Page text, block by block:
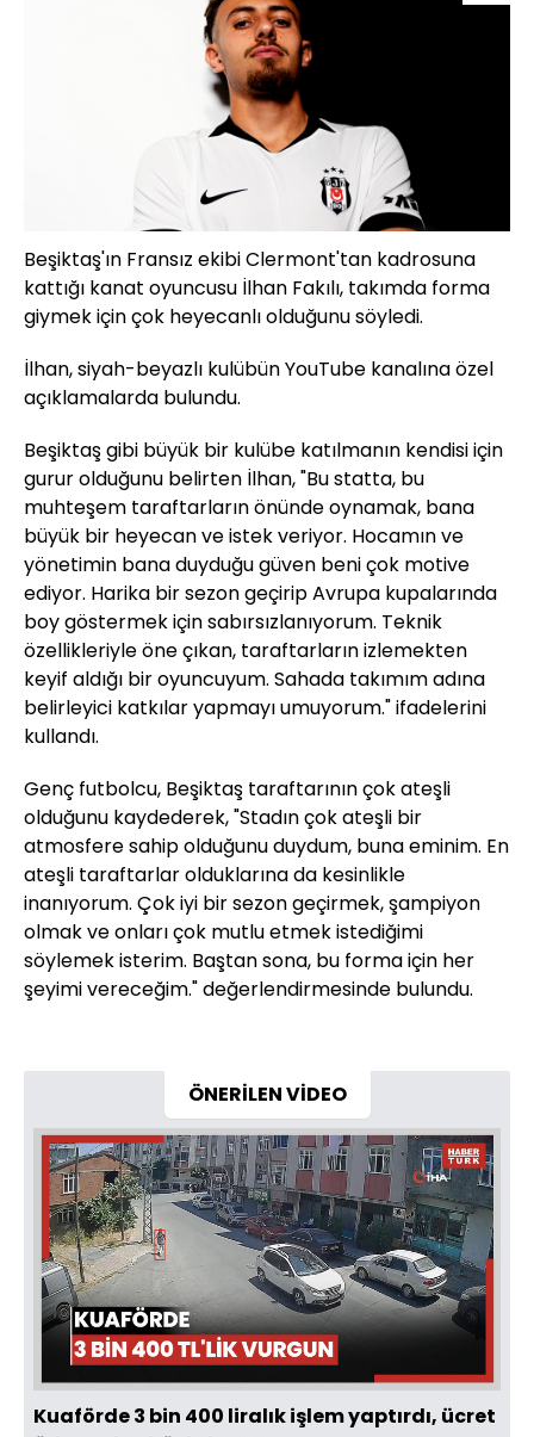
Beşiktaş'ın Fransız ekibi Clermont'tan kadrosuna
kattığı kanat oyuncusu İlhan Fakılı, takımda forma
giymek için çok heyecanlı olduğunu söyledi.
İlhan, siyah-beyazlı kulübün YouTube kanalına özel
açıklamalarda bulundu.
Beşiktaş gibi büyük bir kulübe katılmanın kendisi için
gurur olduğunu belirten İlhan, "Bu statta, bu
muhteşem taraftarların önünde oynamak, bana
büyük bir heyecan ve istek veriyor. Hocamın ve
yönetimin bana duyduğu güven beni çok motive
ediyor. Harika bir sezon geçirip Avrupa kupalarında
boy göstermek için sabırsızlanıyorum. Teknik
özellikleriyle öne çıkan, taraftarların izlemekten
keyif aldığı bir oyuncuyum. Sahada takımım adına
belirleyici katkılar yapmayı umuyorum." ifadelerini
kullandı.
Genç futbolcu, Beşiktaş taraftarının çok ateşli
olduğunu kaydederek, "Stadın çok ateşli bir
atmosfere sahip olduğunu duydum, buna eminim. En
ateşli taraftarlar olduklarına da kesinlikle
inanıyorum. Çok iyi bir sezon geçirmek, şampiyon
olmak ve onları çok mutlu etmek istediğimi
söylemek isterim. Baştan sona, bu forma için her
şeyimi vereceğim." değerlendirmesinde bulundu.
ÖNERİLEN VİDEO
Kuaförde 3 bin 400 liralık işlem yaptırdı, ücret